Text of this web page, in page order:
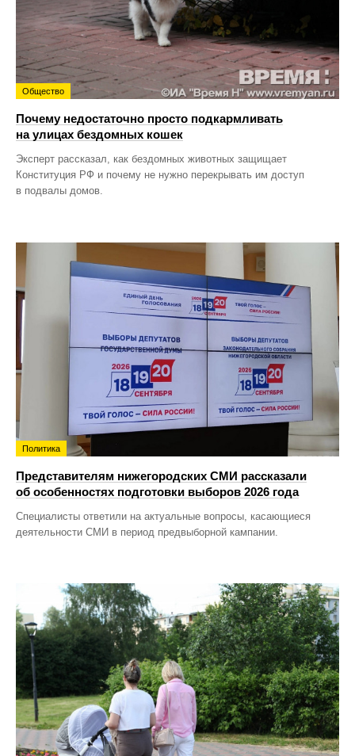
Общество
Почему недостаточно просто подкармливать
на улицах бездомных кошек
Эксперт рассказал, как бездомных животных защищает
Конституция РФ и почему не нужно перекрывать им доступ
в подвалы домов.
Политика
Представителям нижегородских СМИ рассказали
об особенностях подготовки выборов 2026 года
Специалисты ответили на актуальные вопросы, касающиеся
деятельности СМИ в период предвыборной кампании.